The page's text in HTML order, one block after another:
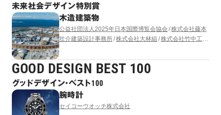
未来社会デザイン特別賞
木造建築物
公益社団法人2025年日本国際博覧会協会 株式会社藤本
壮介建築設計事務所 株式会社大林組 株式会社竹中工務
社梓設計
GOOD DESIGN BEST 100
グッドデザイン・ベスト100
腕時計
セイコーウオッチ株式会社